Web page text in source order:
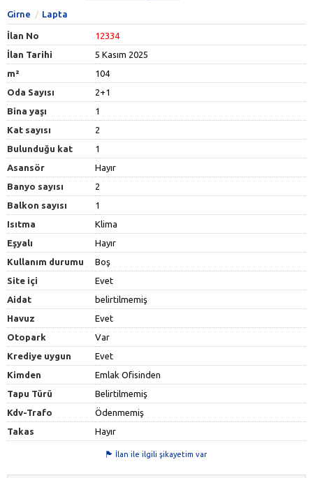
Girne Lapta
İlan No
12334
İlan Tarihi
5 Kasım 2025
m²
104
Oda Sayısı
2+1
Bina yaşı
1
Kat sayısı
2
Bulunduğu kat
1
Asansör
Hayır
Banyo sayısı
2
Balkon sayısı
1
Isıtma
Klima
Eşyalı
Hayır
Kullanım durumu
Boş
Site içi
Evet
Aidat
belirtilmemiş
Havuz
Evet
Otopark
Var
Krediye uygun
Evet
Kimden
Emlak Ofisinden
Tapu Türü
Belirtilmemiş
Kdv-Trafo
Ödenmemiş
Takas
Hayır
İlan ile ilgili şikayetim var